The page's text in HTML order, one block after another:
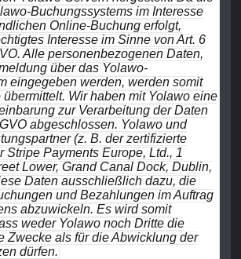
Buchungssystems im Interesse
Online-Buchung erfolgt,
Interesse im Sinne von Art. 6
Alle personenbezogenen Daten,
über das Yolawo-
eingegeben werden, werden somit
Wir haben mit Yolawo eine
zur Verarbeitung der Daten
abgeschlossen. Yolawo und
(z. B. der zertifizierte
Stripe Payments Europe, Ltd., 1
Lower, Grand Canal Dock, Dublin,
Daten ausschließlich dazu, die
und Bezahlungen im Auftrag
abzuwickeln. Es wird somit
weder Yolawo noch Dritte die
Zwecke als für die Abwicklung der
dürfen.